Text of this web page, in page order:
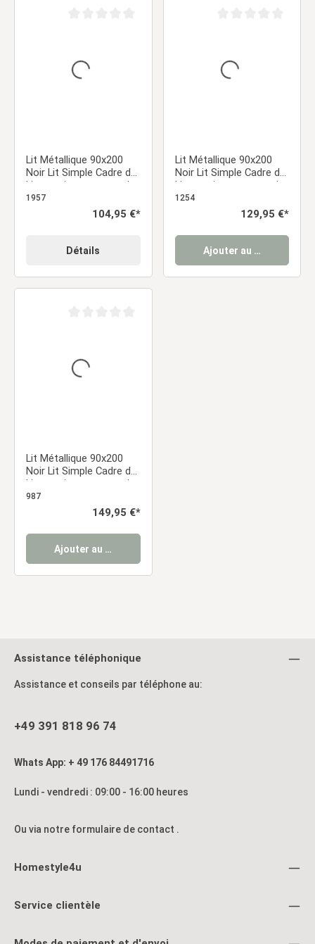
Lit Métallique 90x200
Noir Lit Simple Cadre de
Lit pour jeunes sommier
à lattes
1957
Prix régulier :
104,95 €*
Détails
Lit Métallique 90x200
Noir Lit Simple Cadre de
Lit pour jeunes sommier
à lattes
1254
Prix régulier :
129,95 €*
Ajouter au panier
Lit Métallique 90x200
Noir Lit Simple Cadre de
Lit pour jeunes sommier
à lattes
987
Prix régulier :
149,95 €*
Ajouter au panier
Assistance téléphonique
Assistance et conseils par téléphone au:
+49 391 818 96 74
Whats App: + 49 176 84491716
Lundi - vendredi : 09:00 - 16:00 heures
Ou via notre formulaire de contact .
Homestyle4u
Service clientèle